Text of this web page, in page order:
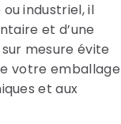
industriel, il
et d’une
mesure évite
votre emballage
et aux